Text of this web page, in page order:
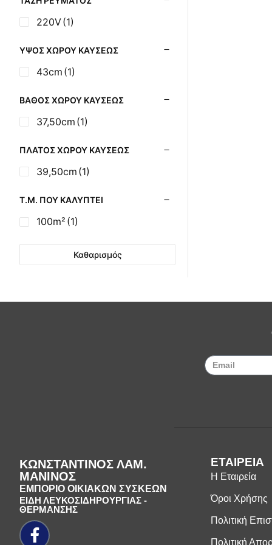
Ψησίματος BBQ
Σωλήνες (Μπουριά),
Εξαρτήματα Σόμπας
Τζάκια - Εστίες
Τζακόσομπες
220V(1)
ΎΨΟΣ ΧΏΡΟΥ ΚΑΎΣΕΩΣ
43cm (1)
ΒΆΘΟΣ ΧΏΡΟΥ ΚΑΎΣΕΩΣ
37,50cm (1)
ΠΛΆΤΟΣ ΧΏΡΟΥ ΚΑΎΣΕΩΣ
39,50cm (1)
Τ.Μ. ΠΟΥ ΚΑΛΎΠΤΕΙ
100m² (1)
Καθαρισμός
ΚΩΝΣΤΑΝΤΙΝΟΣ ΛΑΜ.
ΜΑΝΙΝΟΣ
ΕΜΠΟΡΙΟ ΟΙΚΙΑΚΩΝ ΣΥΣΚΕΩΝ
ΕΙΔΗ ΛΕΥΚΟΣΙΔΗΡΟΥΡΓΙΑΣ -
ΘΕΡΜΑΝΣΗΣ
ΕΤΑΙΡΕΙΑ
Η Εταιρεία
Όροι Χρήσης
Πολιτική
Πολιτική